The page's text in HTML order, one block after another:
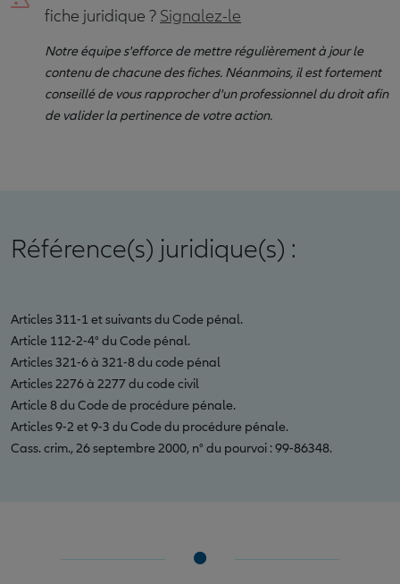
fiche juridique ? Signalez-le
Notre équipe s'efforce de mettre régulièrement à jour le
contenu de chacune des fiches. Néanmoins, il est fortement
conseillé de vous rapprocher d'un professionnel du droit afin
de valider la pertinence de votre action.
Référence(s) juridique(s) :
Articles 311-1 et suivants du Code pénal.
Article 112-2-4° du Code pénal.
Articles 321-6 à 321-8 du code pénal
Articles 2276 à 2277 du code civil
Article 8 du Code de procédure pénale.
Articles 9-2 et 9-3 du Code du procédure pénale.
Cass. crim., 26 septembre 2000, n° du pourvoi : 99-86348.